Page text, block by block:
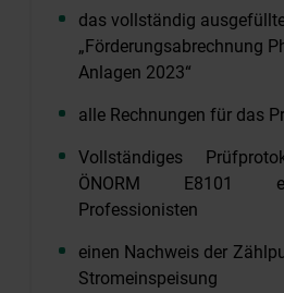
das vollständig
„Förderungsabrechnung
Anlagen 2023“
alle Rechnungen für das
Vollständiges
ÖNORM E8101
Professionisten
einen Nachweis der
Stromeinspeisung